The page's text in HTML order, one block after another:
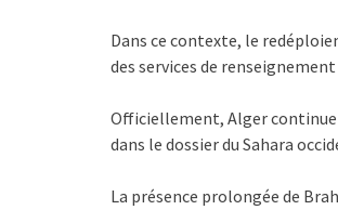
Dans ce contexte, le
des services de
Officiellement, Alger continue
dans le dossier du Sahara
La présence prolongée de